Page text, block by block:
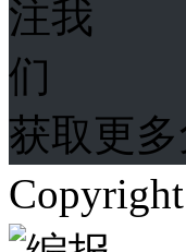
获取更